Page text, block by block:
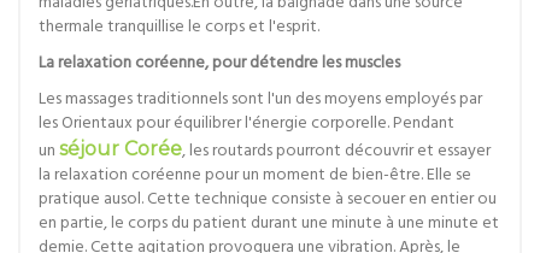
thermale tranquillise le corps et l'esprit.
La relaxation coréenne, pour détendre les muscles
Les massages traditionnels sont l'un des moyens employés par
les Orientaux pour équilibrer l'énergie corporelle. Pendant
un séjour Corée, les routards pourront découvrir et essayer
la relaxation coréenne pour un moment de bien-être. Elle se
pratique ausol. Cette technique consiste à secouer en entier ou
en partie, le corps du patient durant une minute à une minute et